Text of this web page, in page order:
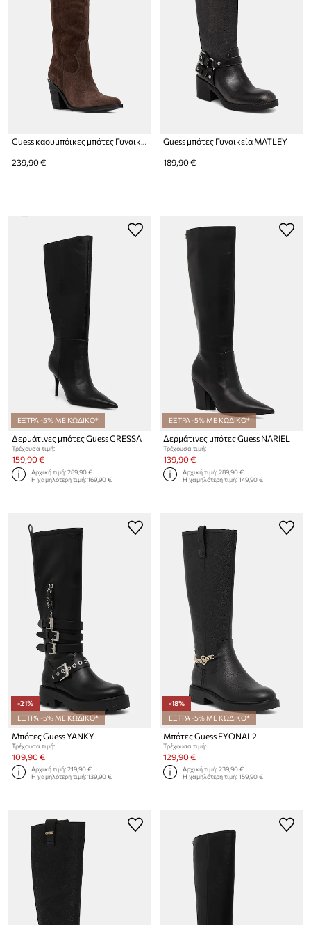
Guess καουμπόικες μπότες Γυναικείες σουέτ SASHAN2
239,90 €
Guess μπότες Γυναικεία MATLEY
189,90 €
ΕΞΤΡΑ -5% ΜΕ ΚΩΔΙΚΟ*
Δερμάτινες μπότες Guess GRESSA
Τρέχουσα τιμή:
159,90 €
Αρχική τιμή:289,90 €
Η χαμηλότερη τιμή:169,90 €
ΕΞΤΡΑ -5% ΜΕ ΚΩΔΙΚΟ*
Δερμάτινες μπότες Guess NARIEL
Τρέχουσα τιμή:
139,90 €
Αρχική τιμή:289,90 €
Η χαμηλότερη τιμή:149,90 €
-21%
ΕΞΤΡΑ -5% ΜΕ ΚΩΔΙΚΟ*
Μπότες Guess YANKY
Τρέχουσα τιμή:
109,90 €
Αρχική τιμή:219,90 €
Η χαμηλότερη τιμή:139,90 €
-18%
ΕΞΤΡΑ -5% ΜΕ ΚΩΔΙΚΟ*
Μπότες Guess FYONAL2
Τρέχουσα τιμή:
129,90 €
Αρχική τιμή:239,90 €
Η χαμηλότερη τιμή:159,90 €